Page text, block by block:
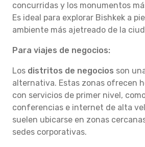
concurridas y los monumentos
Es ideal para explorar Bishkek a
ambiente más ajetreado de la
Para viajes de negocios:
Los distritos de negocios son
alternativa. Estas zonas ofrecen
con servicios de primer nivel,
conferencias e internet de alta
suelen ubicarse en zonas
sedes corporativas.